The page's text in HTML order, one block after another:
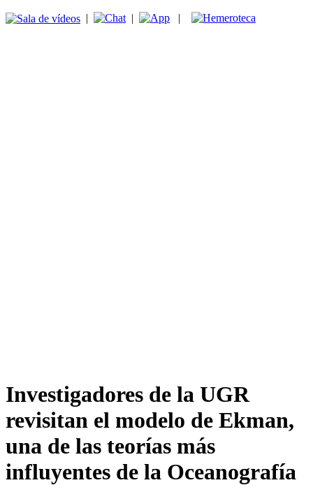
| | |
Investigadores de la UGR
revisitan el modelo de Ekman,
una de las teorías más
influyentes de la Oceanografía